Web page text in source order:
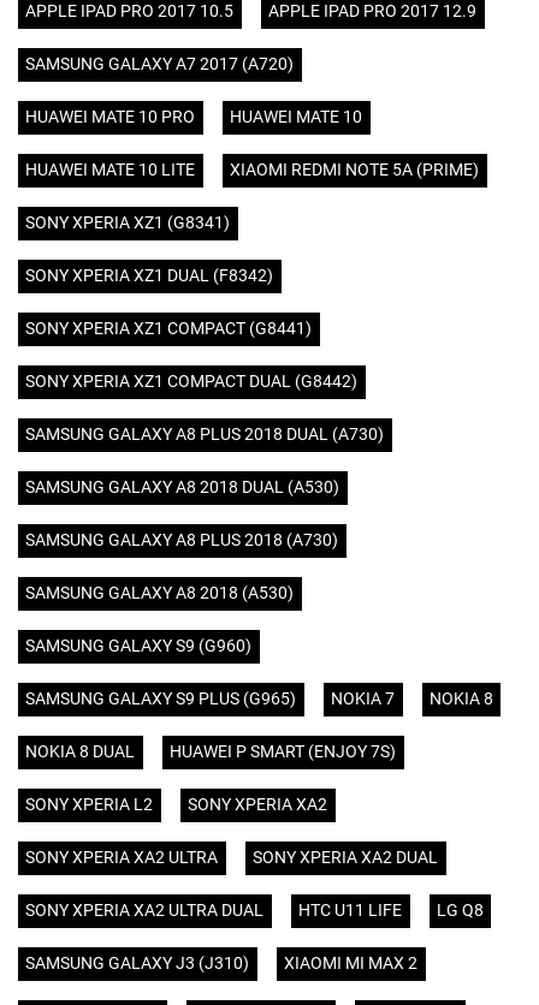
APPLE IPAD PRO 2017 10.5 APPLE IPAD PRO 2017 12.9
SAMSUNG GALAXY A7 2017 (A720)
HUAWEI MATE 10 PRO HUAWEI MATE 10
HUAWEI MATE 10 LITE XIAOMI REDMI NOTE 5A (PRIME)
SONY XPERIA XZ1 (G8341)
SONY XPERIA XZ1 DUAL (F8342)
SONY XPERIA XZ1 COMPACT (G8441)
SONY XPERIA XZ1 COMPACT DUAL (G8442)
SAMSUNG GALAXY A8 PLUS 2018 DUAL (A730)
SAMSUNG GALAXY A8 2018 DUAL (A530)
SAMSUNG GALAXY A8 PLUS 2018 (A730)
SAMSUNG GALAXY A8 2018 (A530)
SAMSUNG GALAXY S9 (G960)
SAMSUNG GALAXY S9 PLUS (G965) NOKIA 7 NOKIA 8
NOKIA 8 DUAL HUAWEI P SMART (ENJOY 7S)
SONY XPERIA L2 SONY XPERIA XA2
SONY XPERIA XA2 ULTRA SONY XPERIA XA2 DUAL
SONY XPERIA XA2 ULTRA DUAL HTC U11 LIFE LG Q8
SAMSUNG GALAXY J3 (J310) XIAOMI MI MAX 2